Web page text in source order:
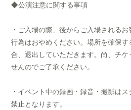
◆公演注意に関する事項
・ご入場の際、後からご入場される
行為はおやめください。場所を確保
合、退出していただきます。尚、チケ
せんのでご了承ください。
・イベント中の録画・録音・撮影は
禁止となります。